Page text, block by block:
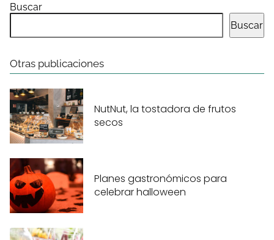
Buscar
Buscar
Otras publicaciones
NutNut, la tostadora de frutos
secos
Planes gastronómicos para
celebrar halloween